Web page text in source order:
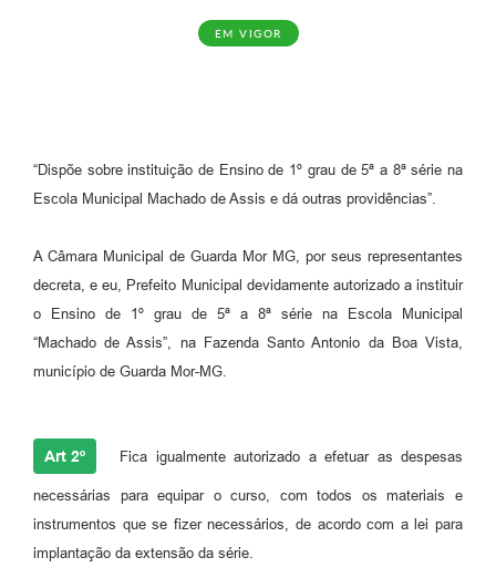
EM VIGOR
“Dispõe sobre instituição de Ensino de 1º grau de 5ª a 8ª série na
Escola Municipal Machado de Assis e dá outras providências”.
A Câmara Municipal de Guarda Mor MG, por seus representantes
decreta, e eu, Prefeito Municipal devidamente autorizado a instituir
o Ensino de 1º grau de 5ª a 8ª série na Escola Municipal
“Machado de Assis”, na Fazenda Santo Antonio da Boa Vista,
município de Guarda Mor-MG.
Art 2º Fica igualmente autorizado a efetuar as despesas
necessárias para equipar o curso, com todos os materiais e
instrumentos que se fizer necessários, de acordo com a lei para
implantação da extensão da série.